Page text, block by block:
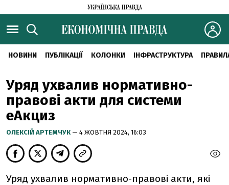
НОВИНИ ПУБЛІКАЦІЇ КОЛОНКИ ІНФРАСТРУКТУРА
Уряд ухвалив нормативно-
правові акти для системи
еАкциз
ОЛЕКСІЙ АРТЕМЧУК — 4 ЖОВТНЯ 2024, 16:03
Уряд ухвалив нормативно-правові акти, які